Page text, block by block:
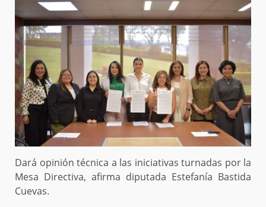
Dará opinión técnica a las iniciativas turnadas por la
Mesa Directiva, afirma diputada Estefanía Bastida
Cuevas.